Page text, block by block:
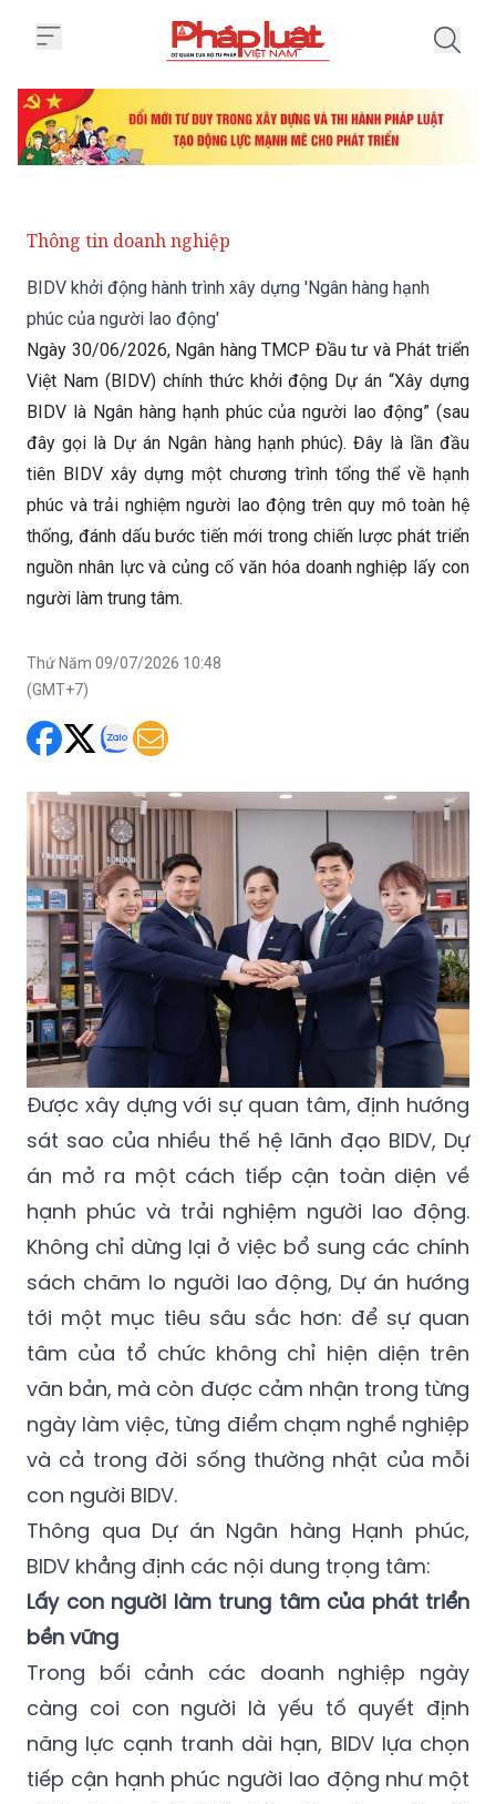
Thông tin doanh nghiệp
BIDV khởi động hành trình xây dựng 'Ngân hàng hạnh
phúc của người lao động'
Ngày 30/06/2026, Ngân hàng TMCP Đầu tư và Phát triển
Việt Nam (BIDV) chính thức khởi động Dự án “Xây dựng
BIDV là Ngân hàng hạnh phúc của người lao động” (sau
đây gọi là Dự án Ngân hàng hạnh phúc). Đây là lần đầu
tiên BIDV xây dựng một chương trình tổng thể về hạnh
phúc và trải nghiệm người lao động trên quy mô toàn hệ
thống, đánh dấu bước tiến mới trong chiến lược phát triển
nguồn nhân lực và củng cố văn hóa doanh nghiệp lấy con
người làm trung tâm.
Thứ Năm 09/07/2026 10:48
(GMT+7)
Được xây dựng với sự quan tâm, định hướng
sát sao của nhiều thế hệ lãnh đạo BIDV, Dự
án mở ra một cách tiếp cận toàn diện về
hạnh phúc và trải nghiệm người lao động.
Không chỉ dừng lại ở việc bổ sung các chính
sách chăm lo người lao động, Dự án hướng
tới một mục tiêu sâu sắc hơn: để sự quan
tâm của tổ chức không chỉ hiện diện trên
văn bản, mà còn được cảm nhận trong từng
ngày làm việc, từng điểm chạm nghề nghiệp
và cả trong đời sống thường nhật của mỗi
con người BIDV.
Thông qua Dự án Ngân hàng Hạnh phúc,
BIDV khẳng định các nội dung trọng tâm:
Lấy con người làm trung tâm của phát triển
bền vững
Trong bối cảnh các doanh nghiệp ngày
càng coi con người là yếu tố quyết định
năng lực cạnh tranh dài hạn, BIDV lựa chọn
tiếp cận hạnh phúc người lao động như một